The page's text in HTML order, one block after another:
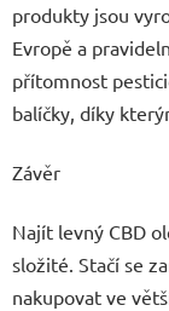
produkty jsou
Evropě a
přítomnost
balíčky, díky
Závěr
Najít levný CBD
složité. Stačí se
nakupovat ve